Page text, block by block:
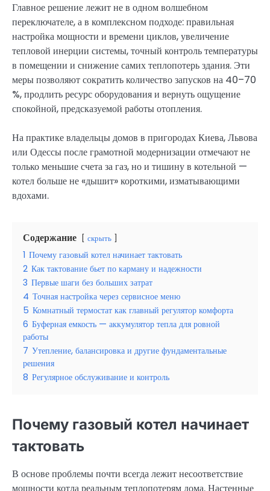
Главное решение лежит не в одном волшебном
переключателе, а в комплексном подходе: правильная
настройка мощности и времени циклов, увеличение
тепловой инерции системы, точный контроль температуры
в помещении и снижение самих теплопотерь здания. Эти
меры позволяют сократить количество запусков на 40–70
%, продлить ресурс оборудования и вернуть ощущение
спокойной, предсказуемой работы отопления.
На практике владельцы домов в пригородах Киева, Львова
или Одессы после грамотной модернизации отмечают не
только меньшие счета за газ, но и тишину в котельной —
котел больше не «дышит» короткими, изматывающими
вдохами.
Содержание скрыть
1 Почему газовый котел начинает тактовать
2 Как тактование бьет по карману и надежности
3 Первые шаги без больших затрат
4 Точная настройка через сервисное меню
5 Комнатный термостат как главный регулятор комфорта
6 Буферная емкость — аккумулятор тепла для ровной
работы
7 Утепление, балансировка и другие фундаментальные
решения
8 Регулярное обслуживание и контроль
Почему газовый котел начинает
тактовать
В основе проблемы почти всегда лежит несоответствие